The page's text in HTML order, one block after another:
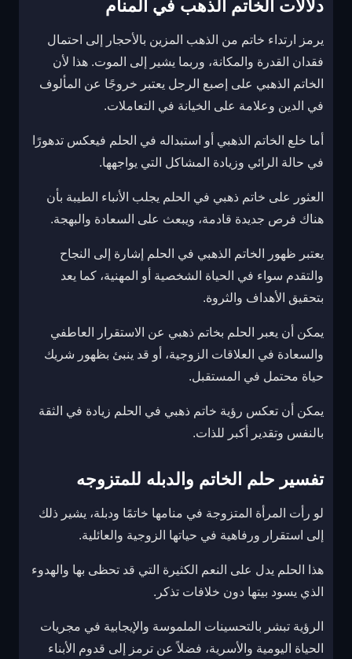
دلالات الخاتم الذهب في المنام
يرمز ارتداء خاتم من الذهب المزين بالأحجار إلى احتمال
فقدان القدرة والمكانة، وربما يشير إلى الموت. هذا لأن
الخاتم الذهبي على إصبع الرجل يعتبر خروجًا عن المألوف
في الدين وعلامة على الخيانة في التعاملات.
أما خلع الخاتم الذهبي أو استبداله في الحلم فيعكس تدهورًا
في حالة الرائي وزيادة المشاكل التي يواجهها.
العثور على خاتم ذهبي في الحلم يجلب الأنباء الطيبة بأن
هناك فرص جديدة قادمة، ويبعث على السعادة والبهجة.
يعتبر ظهور الخاتم الذهبي في الحلم إشارة إلى النجاح
والتقدم سواء في الحياة الشخصية أو المهنية، كما يعد
بتحقيق الأهداف والثروة.
يمكن أن يعبر الحلم بخاتم ذهبي عن الاستقرار العاطفي
والسعادة في العلاقات الزوجية، أو قد ينبئ بظهور شريك
حياة محتمل في المستقبل.
يمكن أن تعكس رؤية خاتم ذهبي في الحلم زيادة في الثقة
بالنفس وتقدير أكبر للذات.
تفسير حلم الخاتم والدبله للمتزوجه
لو رأت المرأة المتزوجة في منامها خاتمًا ودبلة، يشير ذلك
إلى استقرار ورفاهية في حياتها الزوجية والعائلية.
هذا الحلم يدل على النعم الكثيرة التي قد تحظى بها والهدوء
الذي يسود بيتها دون خلافات تذكر.
الرؤية تبشر بالتحسينات الملموسة والإيجابية في مجريات
الحياة اليومية والأسرية، فضلاً عن ترمز إلى قدوم الأبناء